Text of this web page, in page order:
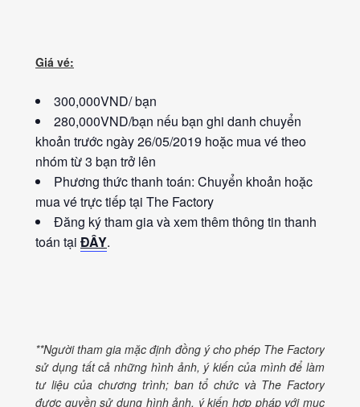
Giá vé:
300,000VND/ bạn
280,000VND/bạn nếu bạn ghi danh chuyển
khoản trước ngày 26/05/2019 hoặc mua vé theo
nhóm từ 3 bạn trở lên
Phương thức thanh toán: Chuyển khoản hoặc
mua vé trực tiếp tại The Factory
Đăng ký tham gia và xem thêm thông tin thanh
toán tại ĐÂY.
**Người tham gia mặc định đồng ý cho phép The Factory
sử dụng tất cả những hình ảnh, ý kiến của mình để làm
tư liệu của chương trình; ban tổ chức và The Factory
được quyền sử dụng hình ảnh, ý kiến hợp pháp với mục